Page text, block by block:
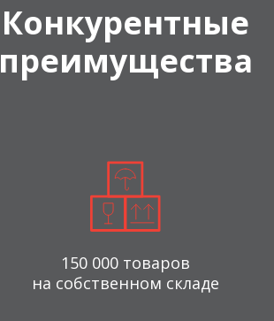
Конкурентные
преимущества
150 000 товаров
на собственном складе